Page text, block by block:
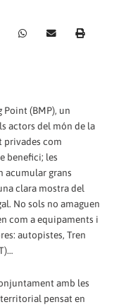
Point (BMP), un
actors del món de la
privades com
benefici; les
acumular grans
clara mostra del
No sols no amaguen
com a equipaments i
autopistes, Tren
amb les
pensat en